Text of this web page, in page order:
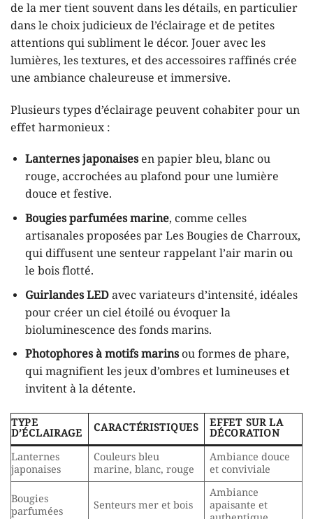
de la mer tient souvent dans les détails, en particulier
dans le choix judicieux de l’éclairage et de petites
attentions qui subliment le décor. Jouer avec les
lumières, les textures, et des accessoires raffinés crée
une ambiance chaleureuse et immersive.
Plusieurs types d’éclairage peuvent cohabiter pour un
effet harmonieux :
Lanternes japonaisesen papier bleu, blanc ou
rouge, accrochées au plafond pour une lumière
douce et festive.
Bougies parfumées marine, comme celles
artisanales proposées par Les Bougies de Charroux,
qui diffusent une senteur rappelant l’air marin ou
le bois flotté.
Guirlandes LEDavec variateurs d’intensité, idéales
pour créer un ciel étoilé ou évoquer la
bioluminescence des fonds marins.
Photophores à motifs marinsou formes de phare,
qui magnifient les jeux d’ombres et lumineuses et
invitent à la détente.
TYPE
D’ÉCLAIRAGE
CARACTÉRISTIQUES
EFFET SUR LA
DÉCORATION
Lanternes
japonaises
Couleurs bleu
marine, blanc, rouge
Ambiance douce
et conviviale
Bougies
parfumées
Senteurs mer et bois
Ambiance
apaisante et